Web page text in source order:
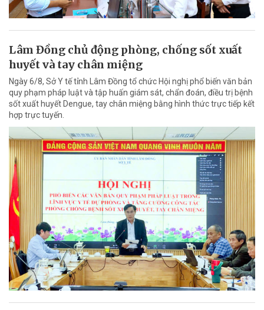
Lâm Đồng chủ động phòng, chống sốt xuất
huyết và tay chân miệng
Ngày 6/8, Sở Y tế tỉnh Lâm Đồng tổ chức Hội nghị phổ biến văn bản
quy phạm pháp luật và tập huấn giám sát, chẩn đoán, điều trị bệnh
sốt xuất huyết Dengue, tay chân miệng bằng hình thức trực tiếp kết
hợp trực tuyến.